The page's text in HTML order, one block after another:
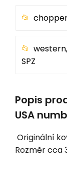
SPZ
Popis
USA
Originální
Rozměr cca